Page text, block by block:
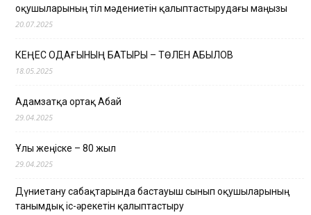
оқушыларының тіл мәдениетін қалыптастырудағы маңызы
20.07.2025
КЕҢЕС ОДАҒЫНЫҢ БАТЫРЫ – ТӨЛЕН ҚАБЫЛОВ
18.05.2025
Адамзатқа ортақ Абай
29.04.2025
Ұлы жеңіске – 80 жыл
29.04.2025
Дүниетану сабақтарында бастауыш сынып оқушыларының
танымдық іс-әрекетін қалыптастыру